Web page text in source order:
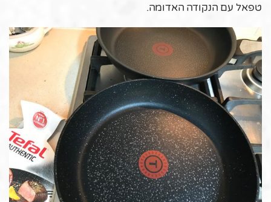
טפאל עם הנקודה האדומה.